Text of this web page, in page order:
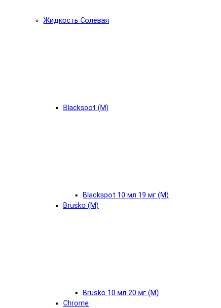
Жидкость Солевая
Blackspot (М)
Blackspot 10 мл 19 мг (М)
Brusko (М)
Brusko 10 мл 20 мг (М)
Chrome